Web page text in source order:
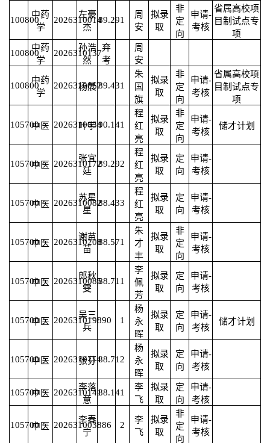
100800
中药
学
2026310014
左豪
杰
89.291
周
安
拟录
取
非
定
向
申请-
考核
省属高校项
目制试点专
项
100800
中药
学
2026310137
孙浩
然
弃
考
周
安
100800
中药
学
2026310067
杨晨 89.431
朱
国
旗
拟录
取
非
定
向
申请-
考核
省属高校项
目制试点专
项
105700中医 2026310054
叶宇 90.141
程
红
亮
拟录
取
非
定
向
申请-
考核
储才计划
105700中医 2026310172
张宜
廷
89.292
程
红
亮
拟录
取
定
向
申请-
考核
105700中医 2026310082
苏星
星
88.433
程
红
亮
拟录
取
定
向
申请-
考核
105700中医 2026310208
谢苗
苗
88.571
朱
才
丰
拟录
取
非
定
向
申请-
考核
105700中医 2026310085
郎秋
雯
88.71 1
李
佩
芳
拟录
取
定
向
申请-
考核
105700中医 2026310198
吴三
兵
90 1
杨
永
晖
拟录
取
定
向
申请-
考核
储才计划
105700中医 2026310114
张芬 88.71 2
杨
永
晖
拟录
取
定
向
申请-
考核
105700中医 2026310141
李落
意
88.141
李
飞
拟录
取
定
向
申请-
考核
105700中医 2026310038
李春
宁
86 2
李
飞
拟录
取
非
定
向
申请-
考核